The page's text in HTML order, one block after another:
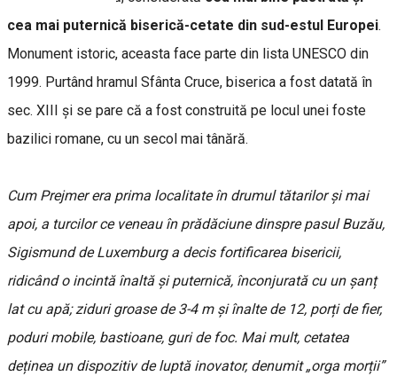
cea mai puternică biserică-cetate din sud-estul Europei.
Monument istoric, aceasta face parte din lista UNESCO din
1999. Purtând hramul Sfânta Cruce, biserica a fost datată în
sec. XIII și se pare că a fost construită pe locul unei foste
bazilici romane, cu un secol mai tânără.
Cum Prejmer era prima localitate în drumul tătarilor şi mai
apoi, a turcilor ce veneau în prădăciune dinspre pasul Buzău,
Sigismund de Luxemburg a decis fortificarea bisericii,
ridicând o incintă înaltă și puternică, înconjurată cu un șanț
lat cu apă; ziduri groase de 3-4 m și înalte de 12, porți de fier,
poduri mobile, bastioane, guri de foc. Mai mult, cetatea
deținea un dispozitiv de luptă inovator, denumit „orga morții”